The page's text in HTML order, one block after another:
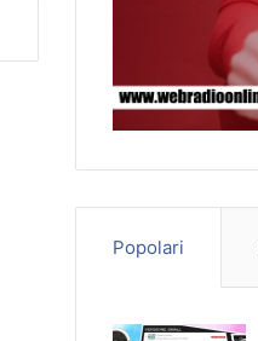
Popolari